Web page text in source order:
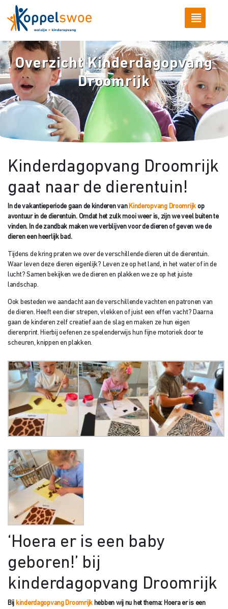
Overzicht Kinderdagopvang
Droomrijk
Kinderdagopvang Droomrijk
gaat naar de dierentuin!
In de vakantieperiode gaan de kinderen van Kinderopvang Droomrijk op
avontuur in de dierentuin. Omdat het zulk mooi weer is, zijn we veel buiten te
vinden. In de zandbak maken we verblijven voor de dieren of geven we de
dieren een heerlijk bad.
Tijdens de kring praten we over de verschillende dieren uit de dierentuin.
Waar leven deze dieren eigenlijk? Leven ze op het land, in het water of in de
lucht? Samen bekijken we de dieren en plakken we ze op het juiste
landschap.
Ook besteden we aandacht aan de verschillende vachten en patronen van
de dieren. Heeft een dier strepen, vlekken of juist een effen vacht? Daarna
gaan de kinderen zelf creatief aan de slag en maken ze hun eigen
dierenprint. Hierbij oefenen ze spelenderwijs hun fijne motoriek door te
scheuren, knippen en plakken.
‘Hoera er is een baby
geboren!’ bij
kinderdagopvang Droomrijk
Bij kinderdagopvang Droomrijk hebben wij nu het thema: Hoera er is een